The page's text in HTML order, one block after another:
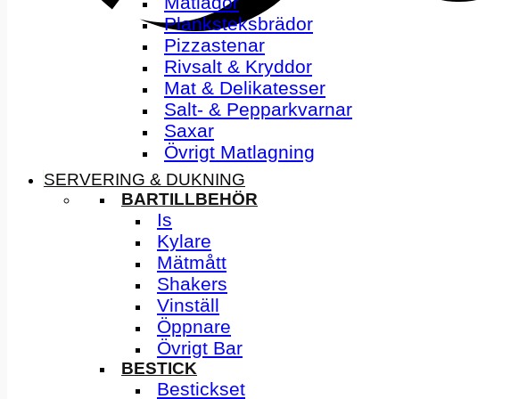
Planksteksbrädor
Pizzastenar
Rivsalt & Kryddor
Mat & Delikatesser
Salt- & Pepparkvarnar
Saxar
Övrigt Matlagning
SERVERING & DUKNING
BARTILLBEHÖR
Is
Kylare
Mätmått
Shakers
Vinställ
Öppnare
Övrigt Bar
BESTICK
Bestickset